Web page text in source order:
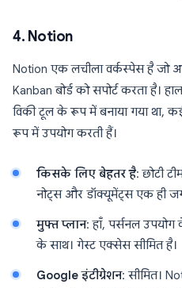
4. Notion
Notion एक लचीला वर्कस्पेस है जो
Kanban बोर्ड को सपोर्ट करता है।
विकी टूल के रूप में बनाया गया था,
रूप में उपयोग करती हैं।
किसके लिए बेहतर है: छोटी
नोट्स और डॉक्यूमेंट्स एक ही
मुफ्त प्लान: हाँ, पर्सनल
के साथ। गेस्ट एक्सेस सीमित है।
Google इंटीग्रेशन: सीमित।